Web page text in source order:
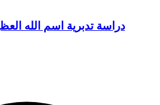
دراسة تدبرية اسم الله